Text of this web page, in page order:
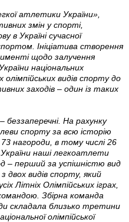
атлетики України»,
змін у спорті,
в Україні сучасної
Ініціатива створення
щодо залучення
національних
видів спорту до
заходів – один із таких
беззаперечні. На рахунку
спорту за всю історію
73 нагороди, в тому числі 26
наші легкоатлети
– перший за успішністю вид
видів спорту, який
Літніх Олімпійських іграх,
Збірна команда
складала близько третини
олімпійської